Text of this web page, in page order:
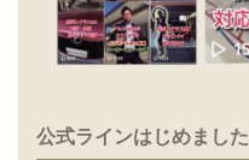
公式ラインはじめました